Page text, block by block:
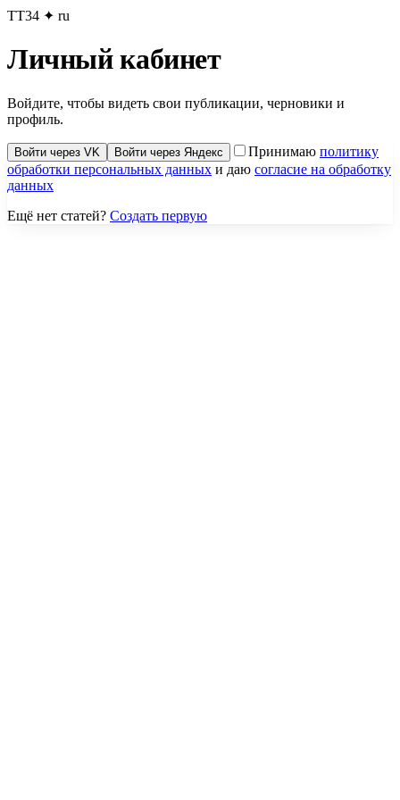
TT34 ✦ ru
Личный кабинет
Войдите, чтобы видеть свои публикации, черновики и
профиль.
Войти через VK Войти через Яндекс Принимаю политику
обработки персональных данных и даю согласие на обработку
данных
Ещё нет статей? Создать первую